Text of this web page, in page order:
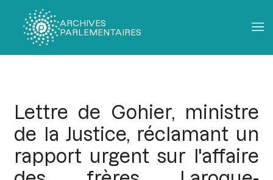
ARCHIVES
PARLEMENTAIRES
Lettre de Gohier, ministre
de la Justice, réclamant un
rapport urgent sur l'affaire